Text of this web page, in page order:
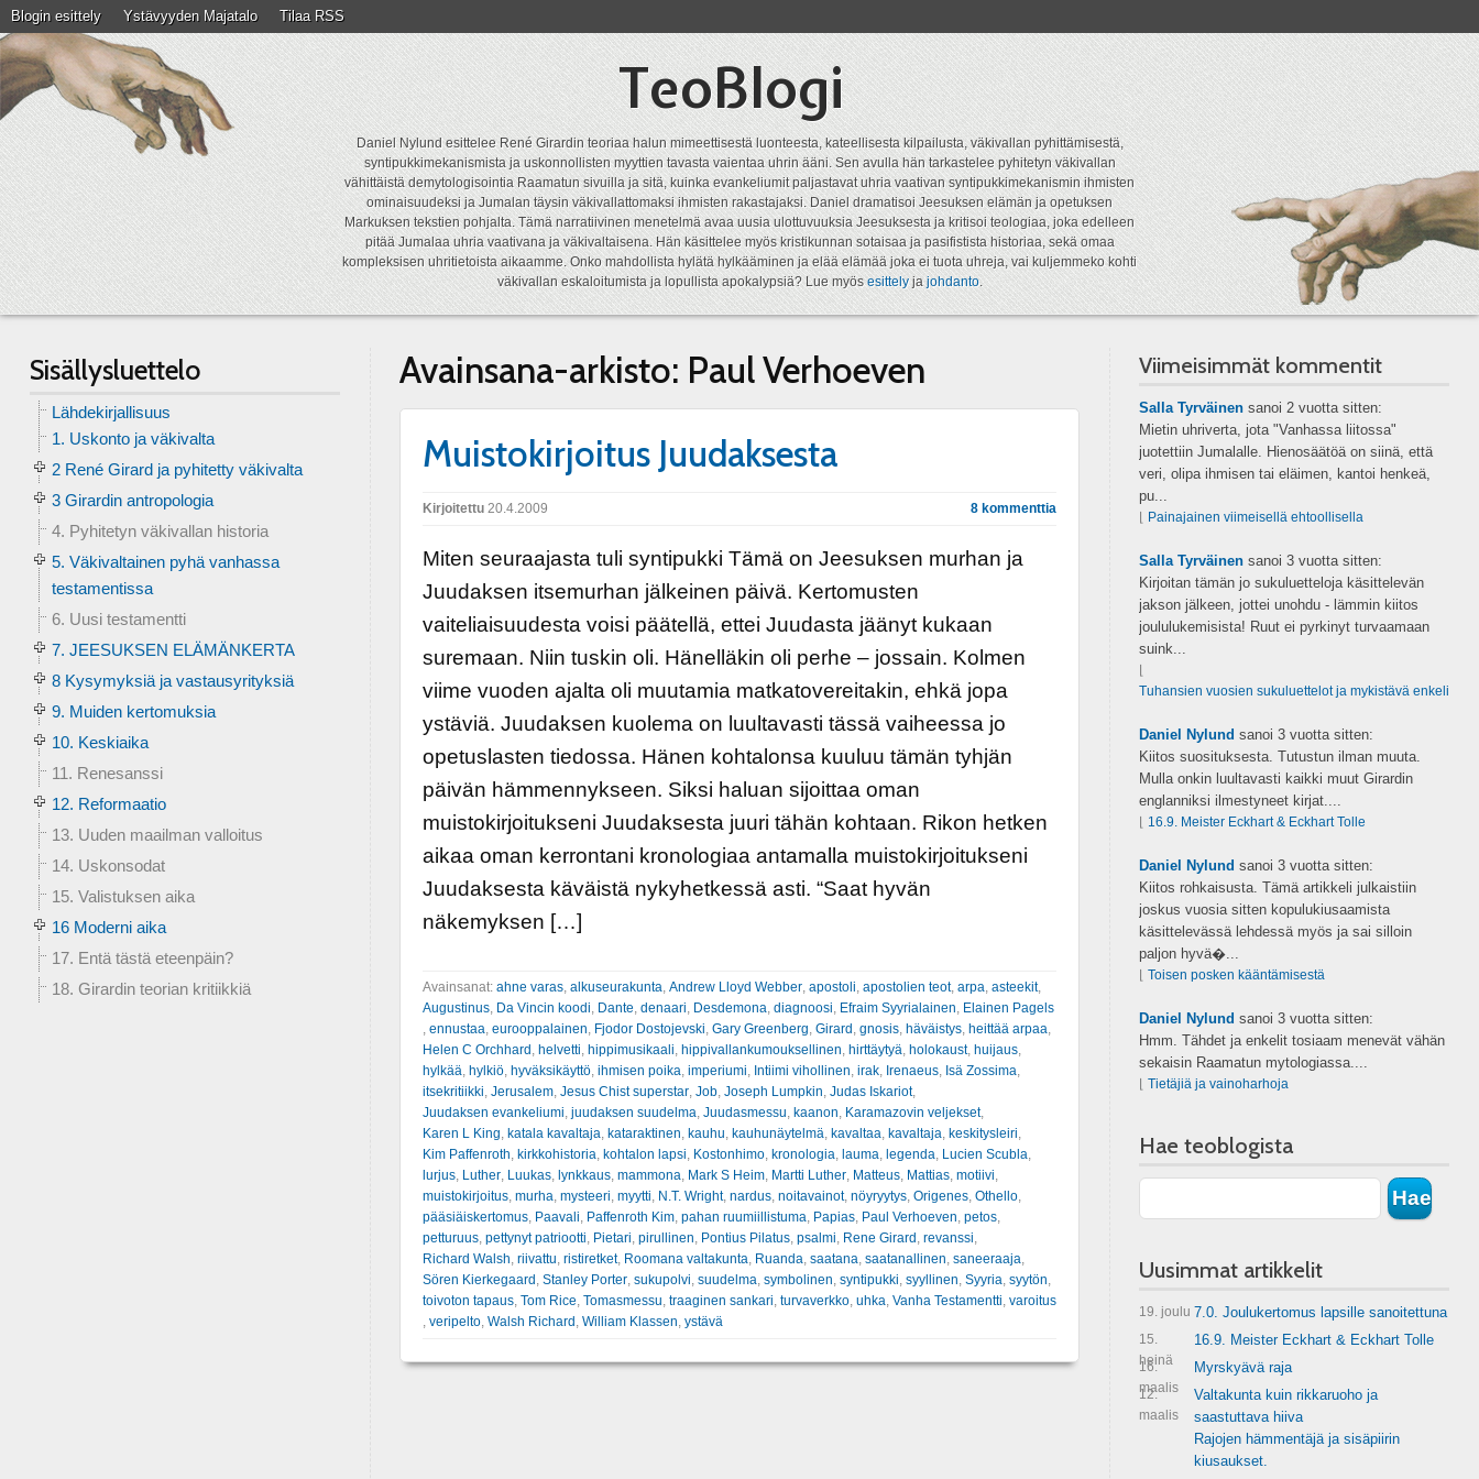
Blogin esittely Ystävyyden Majatalo Tilaa RSS
TeoBlogi
Daniel Nylund esittelee René Girardin teoriaa halun mimeettisestä luonteesta, kateellisesta kilpailusta, väkivallan pyhittämisestä,
syntipukkimekanismista ja uskonnollisten myyttien tavasta vaientaa uhrin ääni. Sen avulla hän tarkastelee pyhitetyn väkivallan
vähittäistä demytologisointia Raamatun sivuilla ja sitä, kuinka evankeliumit paljastavat uhria vaativan syntipukkimekanismin ihmisten
ominaisuudeksi ja Jumalan täysin väkivallattomaksi ihmisten rakastajaksi. Daniel dramatisoi Jeesuksen elämän ja opetuksen
Markuksen tekstien pohjalta. Tämä narratiivinen menetelmä avaa uusia ulottuvuuksia Jeesuksesta ja kritisoi teologiaa, joka edelleen
pitää Jumalaa uhria vaativana ja väkivaltaisena. Hän käsittelee myös kristikunnan sotaisaa ja pasifistista historiaa, sekä omaa
kompleksisen uhritietoista aikaamme. Onko mahdollista hylätä hylkääminen ja elää elämää joka ei tuota uhreja, vai kuljemmeko kohti
väkivallan eskaloitumista ja lopullista apokalypsiä? Lue myösesittelyjajohdanto.
Avainsana-arkisto: Paul Verhoeven
Muistokirjoitus Juudaksesta
Kirjoitettu20.4.2009 8 kommenttia
Miten seuraajasta tuli syntipukki Tämä on Jeesuksen murhan ja
Juudaksen itsemurhan jälkeinen päivä. Kertomusten
vaiteliaisuudesta voisi päätellä, ettei Juudasta jäänyt kukaan
suremaan. Niin tuskin oli. Hänelläkin oli perhe – jossain. Kolmen
viime vuoden ajalta oli muutamia matkatovereitakin, ehkä jopa
ystäviä. Juudaksen kuolema on luultavasti tässä vaiheessa jo
opetuslasten tiedossa. Hänen kohtalonsa kuuluu tämän tyhjän
päivän hämmennykseen. Siksi haluan sijoittaa oman
muistokirjoitukseni Juudaksesta juuri tähän kohtaan. Rikon hetken
aikaa oman kerrontani kronologiaa antamalla muistokirjoitukseni
Juudaksesta käväistä nykyhetkessä asti. “Saat hyvän
näkemyksen […]
Avainsanat: ahne varas, alkuseurakunta Andrew Lloyd Webber, apostoli apostolien teot, arpa asteekit,
Augustinus, Da Vincin koodi Dante denaari Desdemona diagnoosi Efraim Syyrialainen Elainen Pagels
ennustaa eurooppalainen Fjodor Dostojevski Gary Greenberg Girard gnosis, häväistys, heittää arpaa
Helen C Orchhard helvetti hippimusikaali hippivallankumouksellinen hirttäytyä holokaust, huijaus,
hylkää hylkiö, hyväksikäyttö, ihmisen poika imperiumi Intiimi vihollinen irak, Irenaeus, Isä Zossima
itsekritiikki Jerusalem, Jesus Chist superstar, Job, Joseph Lumpkin Judas Iskariot,
Juudaksen evankeliumi juudaksen suudelma Juudasmessu kaanon Karamazovin veljekset,
Karen L King katala kavaltaja kataraktinen kauhu kauhunäytelmä kavaltaa kavaltaja keskitysleiri
Kim Paffenroth kirkkohistoria kohtalon lapsi Kostonhimo, kronologia lauma legenda Lucien Scubla
lurjus, Luther, Luukas, lynkkaus, mammona Mark S Heim, Martti Luther, Matteus, Mattias, motiivi
muistokirjoitus, murha mysteeri myytti N.T. Wright, nardus, noitavainot, nöyryytys, Origenes, Othello,
pääsiäiskertomus, Paavali Paffenroth Kim, pahan ruumiillistuma Papias, Paul Verhoeven petos,
petturuus, pettynyt patriootti Pietari pirullinen Pontius Pilatus, psalmi Rene Girard revanssi
Richard Walsh riivattu ristiretket, Roomana valtakunta Ruanda saatana saatanallinen saneeraaja
Sören Kierkegaard Stanley Porter, sukupolvi suudelma symbolinen syntipukki syyllinen Syyria syytön
toivoton tapaus, Tom Rice Tomasmessu traaginen sankari turvaverkko, uhka Vanha Testamentti varoitus
veripelto, Walsh Richard William Klassen ystävä
Sisällysluettelo
Lähdekirjallisuus
1. Uskonto ja väkivalta
2 René Girard ja pyhitetty väkivalta
3 Girardin antropologia
4. Pyhitetyn väkivallan historia
5. Väkivaltainen pyhä vanhassa
testamentissa
6. Uusi testamentti
7. JEESUKSEN ELÄMÄNKERTA
8 Kysymyksiä ja vastausyrityksiä
9. Muiden kertomuksia
10. Keskiaika
11. Renesanssi
12. Reformaatio
13. Uuden maailman valloitus
14. Uskonsodat
15. Valistuksen aika
16 Moderni aika
17. Entä tästä eteenpäin?
18. Girardin teorian kritiikkiä
Viimeisimmät kommentit
Salla Tyrväinensanoi 2 vuotta sitten:
Mietin uhriverta, jota "Vanhassa liitossa"
juotettiin Jumalalle. Hienosäätöä on siinä, että
veri, olipa ihmisen tai eläimen, kantoi henkeä,
pu...
Painajainen viimeisellä ehtoollisella
Salla Tyrväinensanoi 3 vuotta sitten:
Kirjoitan tämän jo sukuluetteloja käsittelevän
jakson jälkeen, jottei unohdu - lämmin kiitos
joululukemisista! Ruut ei pyrkinyt turvaamaan
suink...
Tuhansien vuosien sukuluettelot ja mykistävä enkeli
Daniel Nylund sanoi 3 vuotta sitten:
Kiitos suosituksesta. Tutustun ilman muuta.
Mulla onkin luultavasti kaikki muut Girardin
englanniksi ilmestyneet kirjat....
16.9. Meister Eckhart & Eckhart Tolle
Daniel Nylund sanoi 3 vuotta sitten:
Kiitos rohkaisusta. Tämä artikkeli julkaistiin
joskus vuosia sitten kopulukiusaamista
käsittelevässä lehdessä myös ja sai silloin
paljon hyvä�...
Toisen posken kääntämisestä
Daniel Nylund sanoi 3 vuotta sitten:
Hmm. Tähdet ja enkelit tosiaam menevät vähän
sekaisin Raamatun mytologiassa....
Tietäjiä ja vainoharhoja
Hae teoblogista
Uusimmat artikkelit
19. joulu 7.0. Joulukertomus lapsille sanoitettuna
15.
heinä
16.9. Meister Eckhart & Eckhart Tolle
16.
maalis
Myrskyävä raja
12.
maalis
Valtakunta kuin rikkaruoho ja
saastuttava hiiva
Rajojen hämmentäjä ja sisäpiirin
kiusaukset.